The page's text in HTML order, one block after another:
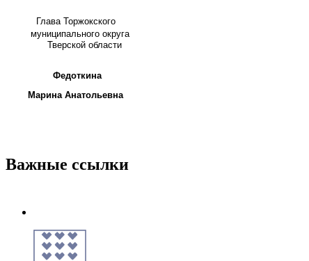
Глава Торжокского
муниципального округа
Тверской области
Федоткина
Марина Анатольевна
Важные ссылки